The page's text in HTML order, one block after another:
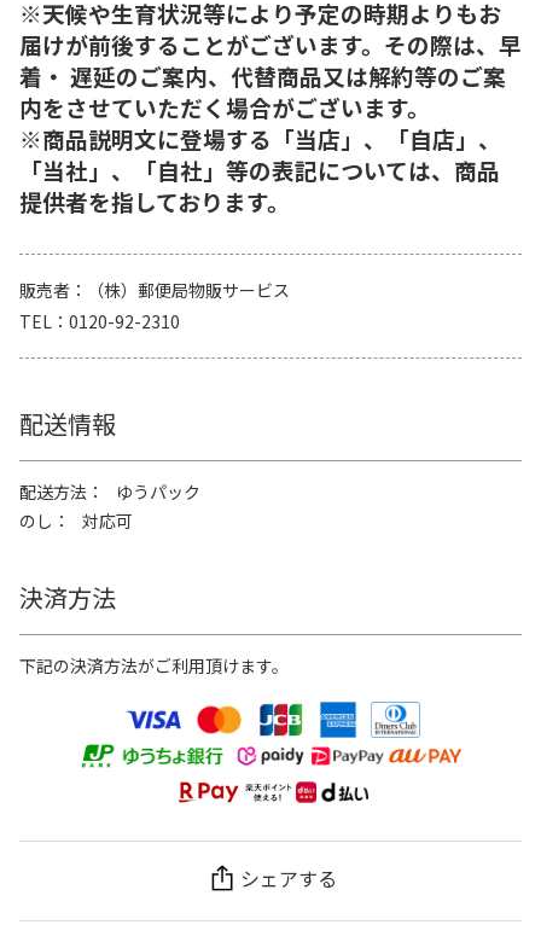
※天候や生育状況等により予定の時期よりもお
届けが前後することがございます。その際は、早
着・ 遅延のご案内、代替商品又は解約等のご案
内をさせていただく場合がございます。
※商品説明文に登場する「当店」、「自店」、
「当社」、「自社」等の表記については、商品
提供者を指しております。
販売者
（株）郵便局物販サービス
TEL
0120-92-2310
配送情報
配送方法
ゆうパック
のし
対応可
決済方法
下記の決済方法がご利用頂けます。
シェアする